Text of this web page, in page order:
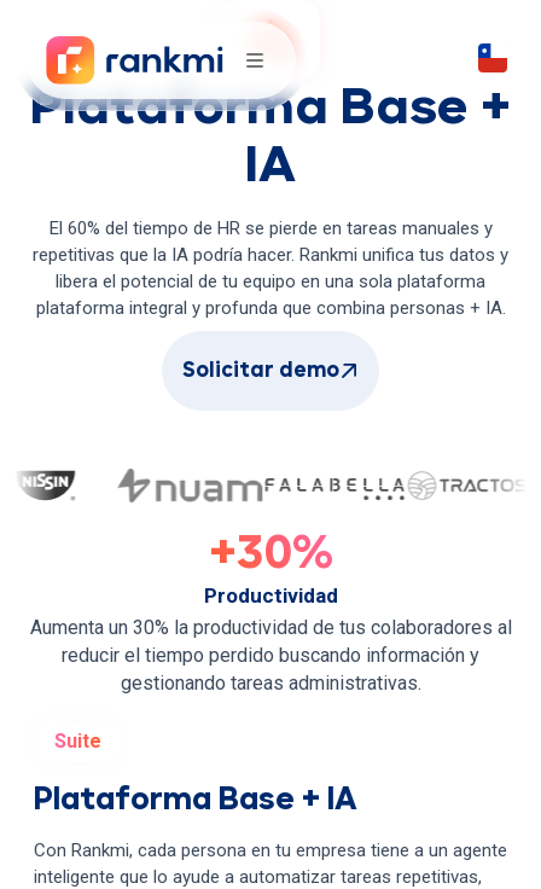
Plataforma Base +
IA
El 60% del tiempo de HR se pierde en tareas manuales y
repetitivas que la IA podría hacer. Rankmi unifica tus datos y
libera el potencial de tu equipo en una sola plataforma
plataforma integral y profunda que combina personas + IA.
Solicitar demo
+30%
Productividad
Aumenta un 30% la productividad de tus colaboradores al
reducir el tiempo perdido buscando información y
gestionando tareas administrativas.
Suite
Plataforma Base + IA
Con Rankmi, cada persona en tu empresa tiene a un agente
inteligente que lo ayude a automatizar tareas repetitivas,